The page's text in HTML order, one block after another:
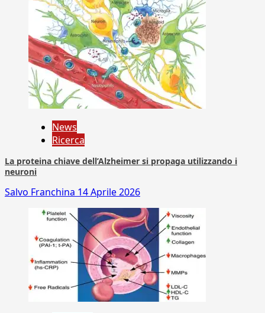
News
Ricerca
La proteina chiave dell’Alzheimer si propaga utilizzando i
neuroni
Salvo Franchina 14 Aprile 2026